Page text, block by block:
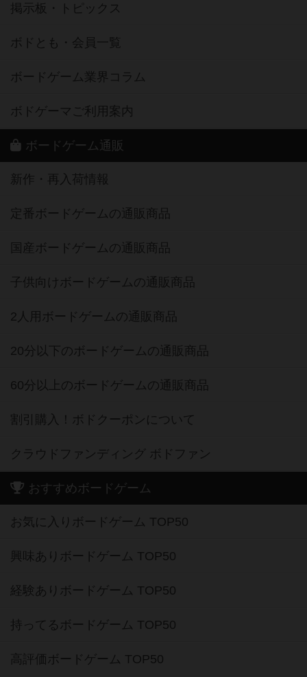
掲示板・トピックス
ボドとも・会員一覧
ボードゲーム業界コラム
ボドゲーマご利用案内
ボードゲーム通販
新作・再入荷情報
定番ボードゲームの通販商品
国産ボードゲームの通販商品
子供向けボードゲームの通販商品
2人用ボードゲームの通販商品
20分以下のボードゲームの通販商品
60分以上のボードゲームの通販商品
割引購入！ボドクーポンについて
クラウドファンディング ボドファン
おすすめボードゲーム
お気に入りボードゲーム TOP50
興味ありボードゲーム TOP50
経験ありボードゲーム TOP50
持ってるボードゲーム TOP50
高評価ボードゲーム TOP50